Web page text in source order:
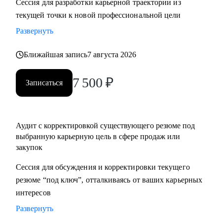
нетворкинг для построения карьеры на текущей позиции и
• Успешные смены работы моих менти: Авито, Mars,
Henkel, BIC, Royal Canin, Яндекс, Beiersdorf, Danone.
С чем помогу:
• Оценка текущего положения и совместный поиск разных
закупках, в том числе для перехода в другие сегменты
• Составление резюме или корректировка существующего
(это ваша история, поэтому лучше, если автор вы)
• Подготовка к собеседованию на разных этапах (рекрутер,
внутренний HR, нанимающий менеджер, руководитель
компании - разные подходы)
Сессия для разработки карьерной траектории из
текущей точки к новой профессиональной цели
Развернуть
Ближайшая запись7 августа 2026
Записаться 7 500 ₽
Аудит с корректировкой существующего резюме под
выбранную карьерную цель в сфере продаж или
закупок
Сессия для обсуждения и корректировки текущего
резюме “под ключ”, отталкиваясь от ваших карьерных
интересов
Развернуть